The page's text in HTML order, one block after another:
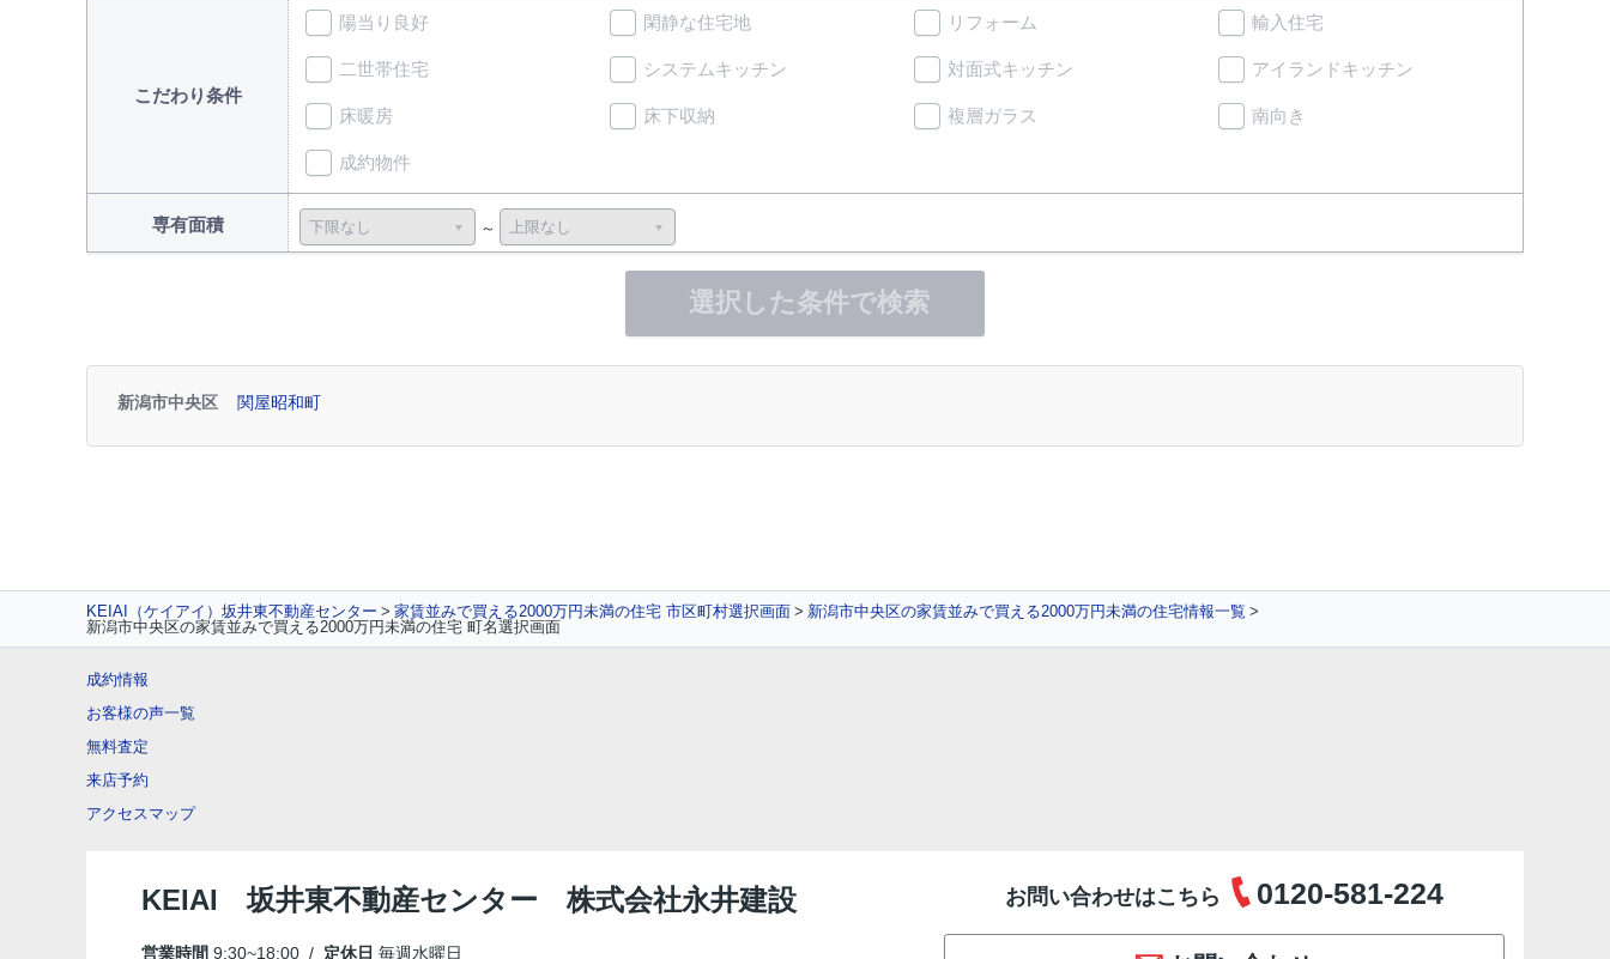
こだわり条件
陽当り良好 閑静な住宅地 リフォーム 輸入住宅
二世帯住宅 システムキッチン 対面式キッチン アイランドキッチン
床暖房 床下収納 複層ガラス 南向き
成約物件
専有面積
選択した条件で検索
新潟市中央区 関屋昭和町
KEIAI（ケイアイ）坂井東不動産センター 家賃並みで買える2000万円未満の住宅 市区町村選択画面
新潟市中央区の家賃並みで買える2000万円未満の住宅情報一覧
新潟市中央区の家賃並みで買える2000万円未満の住宅 町名選択画面
成約情報
お客様の声一覧
無料査定
来店予約
アクセスマップ
KEIAI 坂井東不動産センター 株式会社永井建設
営業時間 9:30~18:00 / 定休日 毎週水曜日
お問い合わせはこちら 0120-581-224